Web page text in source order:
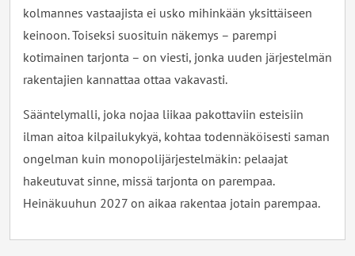
kolmannes vastaajista ei usko mihinkään yksittäiseen
keinoon. Toiseksi suosituin näkemys – parempi
kotimainen tarjonta – on viesti, jonka uuden järjestelmän
rakentajien kannattaa ottaa vakavasti.
Sääntelymalli, joka nojaa liikaa pakottaviin esteisiin
ilman aitoa kilpailukykyä, kohtaa todennäköisesti saman
ongelman kuin monopolijärjestelmäkin: pelaajat
hakeutuvat sinne, missä tarjonta on parempaa.
Heinäkuuhun 2027 on aikaa rakentaa jotain parempaa.